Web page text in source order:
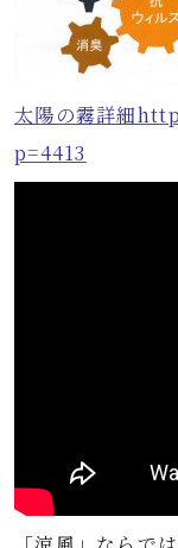
太陽の霧詳細
p=4413